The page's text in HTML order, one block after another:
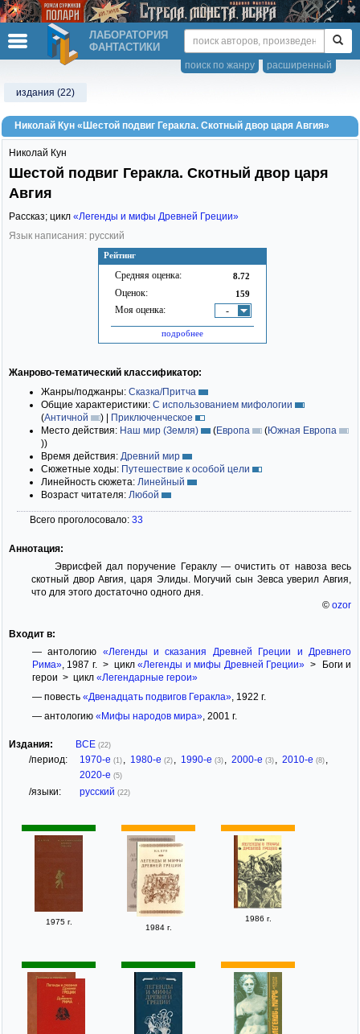
ЛАБОРАТОРИЯ
ФАНТАСТИКИ
расширенный
поиск по жанру
издания (22)
Николай Кун «Шестой подвиг Геракла. Скотный двор царя Авгия»
Рейтинг
Средняя оценка: 8.72
Оценок: 159
Моя оценка: -
подробнее
Николай Кун
Шестой подвиг Геракла. Скотный двор царя
Авгия
Рассказ; цикл «Легенды и мифы Древней Греции»
Язык написания: русский
Жанрово-тематический классификатор:
Жанры/поджанры: Сказка/Притча
Общие характеристики: С использованием мифологии
(Античной ) | Приключенческое
Место действия: Наш мир (Земля) (Европа (Южная Европа
))
Время действия: Древний мир
Сюжетные ходы: Путешествие к особой цели
Линейность сюжета: Линейный
Возраст читателя: Любой
Всего проголосовало: 33
Аннотация:
Эврисфей дал поручение Гераклу — очистить от навоза весь
скотный двор Авгия, царя Элиды. Могучий сын Зевса уверил Авгия,
что для этого достаточно одного дня.
© ozor
Входит в:
— антологию «Легенды и сказания Древней Греции и Древнего
Рима», 1987 г. > цикл«Легенды и мифы Древней Греции» > Боги и
герои > цикл «Легендарные герои»
— повесть «Двенадцать подвигов Геракла», 1922 г.
— антологию «Мифы народов мира», 2001 г.
Издания: ВСЕ (22)
/период: 1970-е (1) 1980-е (2) 1990-е (3) 2000-е (3) 2010-е (8)
2020-е (5)
/языки: русский (22)
1975 г.
1984 г.
1986 г.